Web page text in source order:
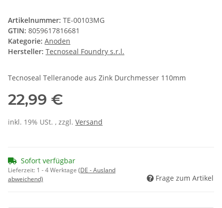
Artikelnummer: TE-00103MG
GTIN: 8059617816681
Kategorie: Anoden
Hersteller: Tecnoseal Foundry s.r.l.
Tecnoseal Telleranode aus Zink Durchmesser 110mm
22,99 €
inkl. 19% USt. , zzgl. Versand
Sofort verfügbar
Lieferzeit: 1 - 4 Werktage (DE - Ausland
abweichend)
Frage zum Artikel